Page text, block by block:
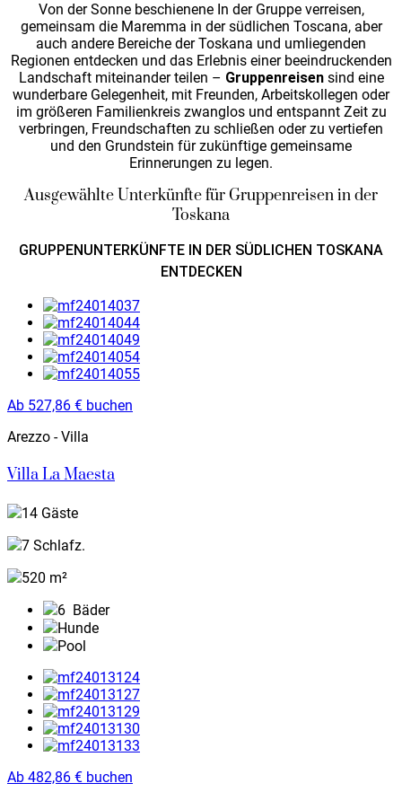
Von der Sonne beschienene In der Gruppe verreisen,
gemeinsam die Maremma in der südlichen Toscana, aber
auch andere Bereiche der Toskana und umliegenden
Regionen entdecken und das Erlebnis einer beeindruckenden
Landschaft miteinander teilen – Gruppenreisensind eine
wunderbare Gelegenheit, mit Freunden, Arbeitskollegen oder
im größeren Familienkreis zwanglos und entspannt Zeit zu
verbringen, Freundschaften zu schließen oder zu vertiefen
und den Grundstein für zukünftige gemeinsame
Erinnerungen zu legen.
Ausgewählte Unterkünfte für Gruppenreisen in der
Toskana
GRUPPENUNTERKÜNFTE IN DER SÜDLICHEN TOSKANA
ENTDECKEN
Ab 527,86 € buchen
Arezzo - Villa
Villa La Maesta
14 Gäste
7 Schlafz.
520 m²
6 Bäder
Hunde
Pool
Ab 482,86 € buchen